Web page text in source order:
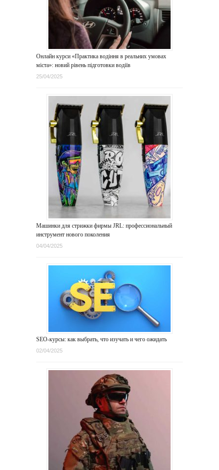
Онлайн курси «Практика водіння в реальних умовах
міста»: новий рівень підготовки водіїв
25/04/2025
Машинки для стрижки фирмы JRL: профессиональный
инструмент нового поколения
04/04/2025
SEO-курсы: как выбрать, что изучать и чего ожидать
02/04/2025